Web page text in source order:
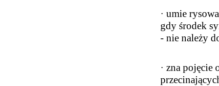
· umie
gdy środek
- nie należy
· zna pojęcie